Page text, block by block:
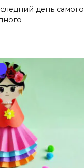
день самого